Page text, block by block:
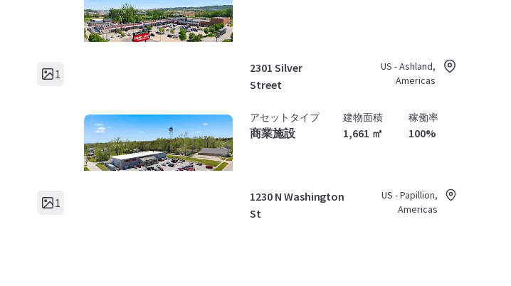
1
2301 Silver
Street
US - Ashland,
Americas
アセットタイプ
商業施設
建物面積
1,661 ㎡
稼働率
100%
1
1230 N Washington
St
US - Papillion,
Americas